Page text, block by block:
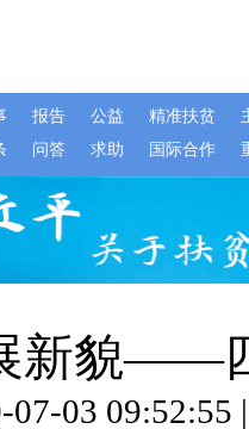
新貌——
07-03